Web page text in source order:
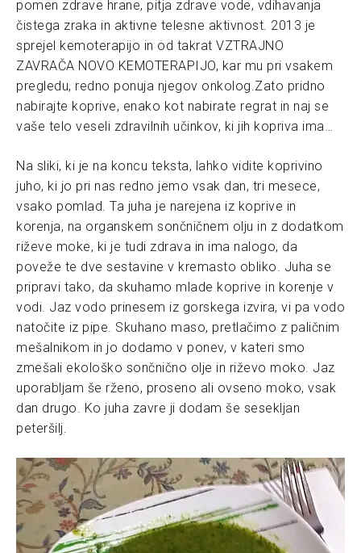
pomen zdrave hrane, pitja zdrave vode, vdihavanja
čistega zraka in aktivne telesne aktivnost. 2013 je
sprejel kemoterapijo in od takrat VZTRAJNO
ZAVRAČA NOVO KEMOTERAPIJO, kar mu pri vsakem
pregledu, redno ponuja njegov onkolog.Zato pridno
nabirajte koprive, enako kot nabirate regrat in naj se
vaše telo veseli zdravilnih učinkov, ki jih kopriva ima…
Na sliki, ki je na koncu teksta, lahko vidite koprivino
juho, ki jo pri nas redno jemo vsak dan, tri mesece,
vsako pomlad. Ta juha je narejena iz koprive in
korenja, na organskem sončničnem olju in z dodatkom
riževe moke, ki je tudi zdrava in ima nalogo, da
poveže te dve sestavine v kremasto obliko. Juha se
pripravi tako, da skuhamo mlade koprive in korenje v
vodi. Jaz vodo prinesem iz gorskega izvira, vi pa vodo
natočite iz pipe. Skuhano maso, pretlačimo z paličnim
mešalnikom in jo dodamo v ponev, v kateri smo
zmešali ekološko sončnično olje in riževo moko. Jaz
uporabljam še rženo, proseno ali ovseno moko, vsak
dan drugo. Ko juha zavre ji dodam še sesekljan
peteršilj.